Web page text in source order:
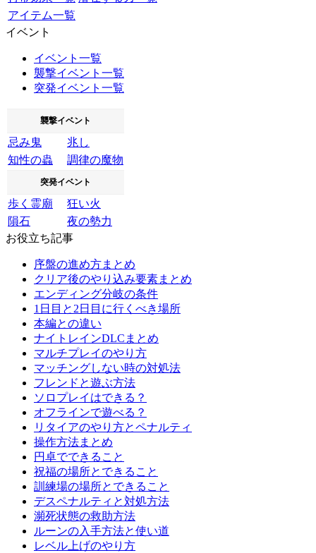
アイテム一覧
イベント
イベント一覧
襲撃イベント一覧
突発イベント一覧
襲撃イベント
忌み鬼
兆し
知性の蟲
調律の魔物
突発イベント
歩く霊廟
狂い火
隕石
夜の勢力
お役立ち記事
序盤の進め方まとめ
クリア後のやり込み要素まとめ
エンディング分岐の条件
1日目と2日目に行くべき場所
本編との違い
ナイトレインDLCまとめ
マルチプレイのやり方
マッチングしない時の対処法
フレンドと遊ぶ方法
ソロプレイはできる？
オフラインで遊べる？
リタイアのやり方とペナルティ
操作方法まとめ
円卓でできること
祝福の場所とできること
訓練場の場所とできること
デスペナルティと対処方法
瀕死状態の救助方法
ルーンの入手方法と使い道
レベル上げのやり方